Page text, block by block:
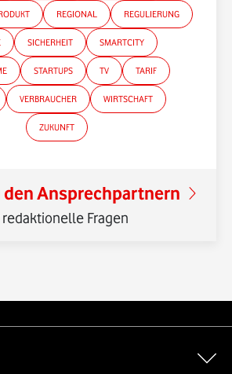
REGIONAL REGULIERUNG
SICHERHEIT SMARTCITY
STARTUPS TV TARIF
VERBRAUCHER WIRTSCHAFT
ZUKUNFT
den Ansprechpartnern
redaktionelle Fragen